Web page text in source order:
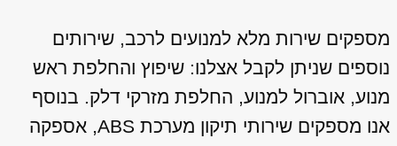
מספקים שירות מלא למנועים לרכב, שירותים
נוספים שניתן לקבל אצלנו: שיפוץ והחלפת ראש
מנוע, אוברול למנוע, החלפת מזרקי דלק. בנוסף
אנו מספקים שירותי תיקון מערכת ABS, אספקה